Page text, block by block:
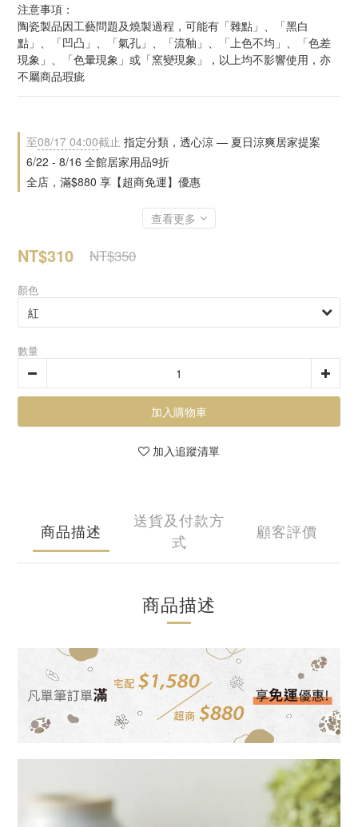
注意事項：
陶瓷製品因工藝問題及燒製過程，可能有「雜點」、「黑白
點」、「凹凸」、「氣孔」、「流釉」、「上色不均」、「色差
現象」、「色暈現象」或「窯變現象」，以上均不影響使用，亦
不屬商品瑕疵
至08/17 04:00截止 指定分類，透心涼 — 夏日涼爽居家提案
6/22 - 8/16 全館居家用品9折
全店，滿$880 享【超商免運】優惠
查看更多
NT$310 NT$350
顏色
數量
加入購物車
加入追蹤清單
商品描述
送貨及付款方
式
顧客評價
商品描述